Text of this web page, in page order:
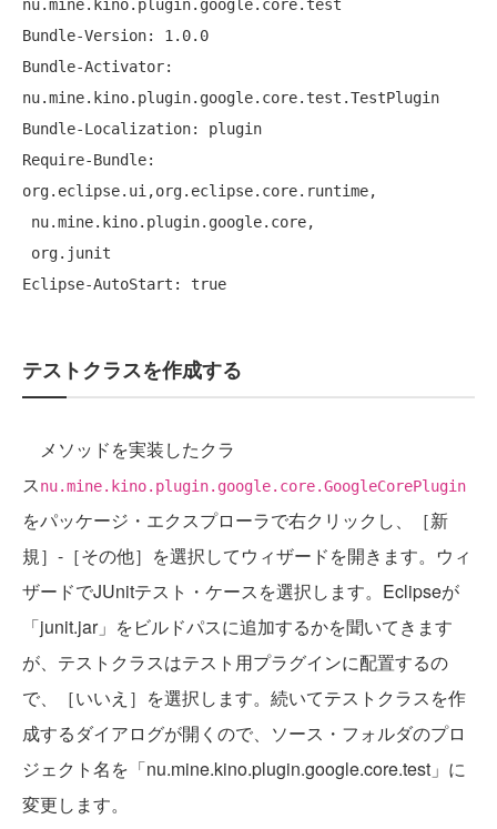
nu.mine.kino.plugin.google.core.test
Bundle-Version: 1.0.0
Bundle-Activator:
nu.mine.kino.plugin.google.core.test.TestPlugin
Bundle-Localization: plugin
Require-Bundle:
org.eclipse.ui,org.eclipse.core.runtime,
テストクラスを作成する
メソッドを実装したクラ
スnu.mine.kino.plugin.google.core.GoogleCorePlugin
をパッケージ・エクスプローラで右クリックし、［新
規］-［その他］を選択してウィザードを開きます。ウィ
ザードでJUnitテスト・ケースを選択します。Eclipseが
「junit.jar」をビルドパスに追加するかを聞いてきます
が、テストクラスはテスト用プラグインに配置するの
で、［いいえ］を選択します。続いてテストクラスを作
成するダイアログが開くので、ソース・フォルダのプロ
ジェクト名を「nu.mine.kino.plugin.google.core.test」に
変更します。